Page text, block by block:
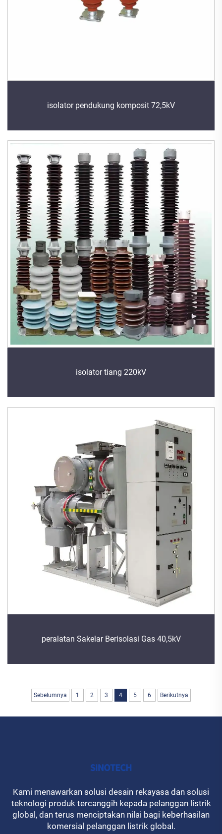
isolator pendukung komposit 72,5kV
isolator tiang 220kV
peralatan Sakelar Berisolasi Gas 40,5kV
Sebelumnya 1 2 3 4 5 6 Berikutnya
Kami menawarkan solusi desain rekayasa dan solusi
teknologi produk tercanggih kepada pelanggan listrik
global, dan terus menciptakan nilai bagi keberhasilan
komersial pelanggan listrik global.